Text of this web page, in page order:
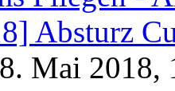
Absturz
Mai 2018,